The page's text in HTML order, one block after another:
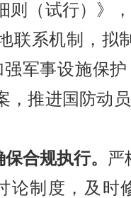
则（试行）》
联系机制，拟
军事设施保
，推进国防动
合规执行。 严
论制度，及时